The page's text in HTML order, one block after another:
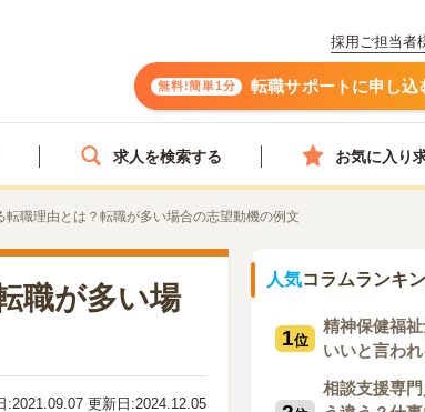
採用ご担当者
無料!簡単1分 転職サポートに申し込
求人を検索する お気に入り
転職理由とは？転職が多い場合の志望動機の例文
職が多い場
:2021.09.07 更新日:2024.12.05
人気コラムランキ
1位
精神保健福
いいと言わ
相談支援専